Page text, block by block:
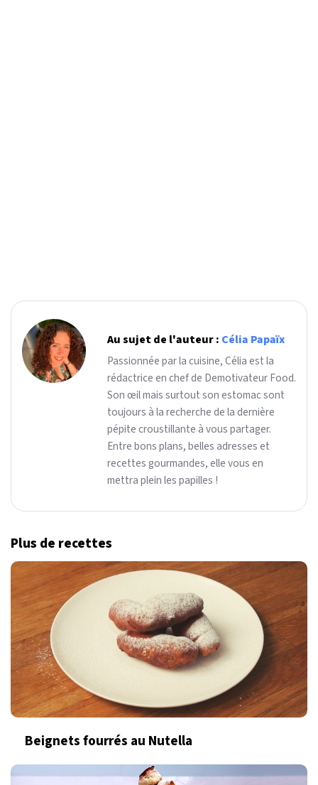
Au sujet de l'auteur : Célia Papaïx
Passionnée par la cuisine, Célia est la
rédactrice en chef de Demotivateur Food.
Son œil mais surtout son estomac sont
toujours à la recherche de la dernière
pépite croustillante à vous partager.
Entre bons plans, belles adresses et
recettes gourmandes, elle vous en
mettra plein les papilles !
Plus de recettes
Beignets fourrés au Nutella